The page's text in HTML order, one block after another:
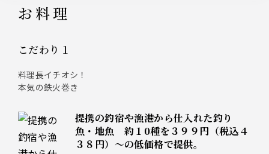
お料理
こだわり１
料理長イチオシ！
本気の鉄火巻き
提携の釣宿や漁港から仕入れた釣り
魚・地魚 約１0種を３９９円（税込４
３８円）～の低価格で提供。